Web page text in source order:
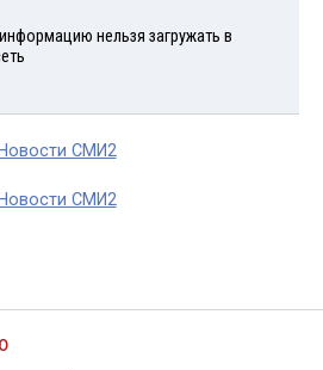
нельзя загружать в
Новости СМИ2
Новости СМИ2